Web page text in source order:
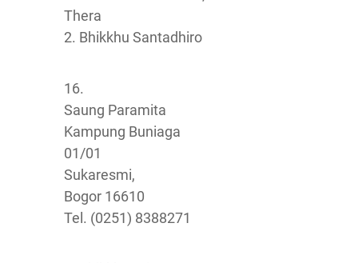
Thera
2. Bhikkhu Santadhiro
16.
Saung Paramita
Kampung Buniaga
01/01
Sukaresmi,
Bogor 16610
Tel. (0251) 8388271